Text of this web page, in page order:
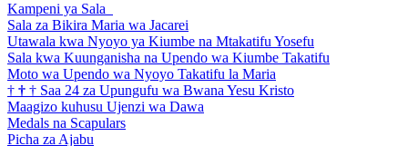
Kampeni ya Sala
Sala za Bikira Maria wa Jacarei
Utawala kwa Nyoyo ya Kiumbe na Mtakatifu Yosefu
Sala kwa Kuunganisha na Upendo wa Kiumbe Takatifu
Moto wa Upendo wa Nyoyo Takatifu la Maria
† † † Saa 24 za Upungufu wa Bwana Yesu Kristo
Maagizo kuhusu Ujenzi wa Dawa
Medals na Scapulars
Picha za Ajabu